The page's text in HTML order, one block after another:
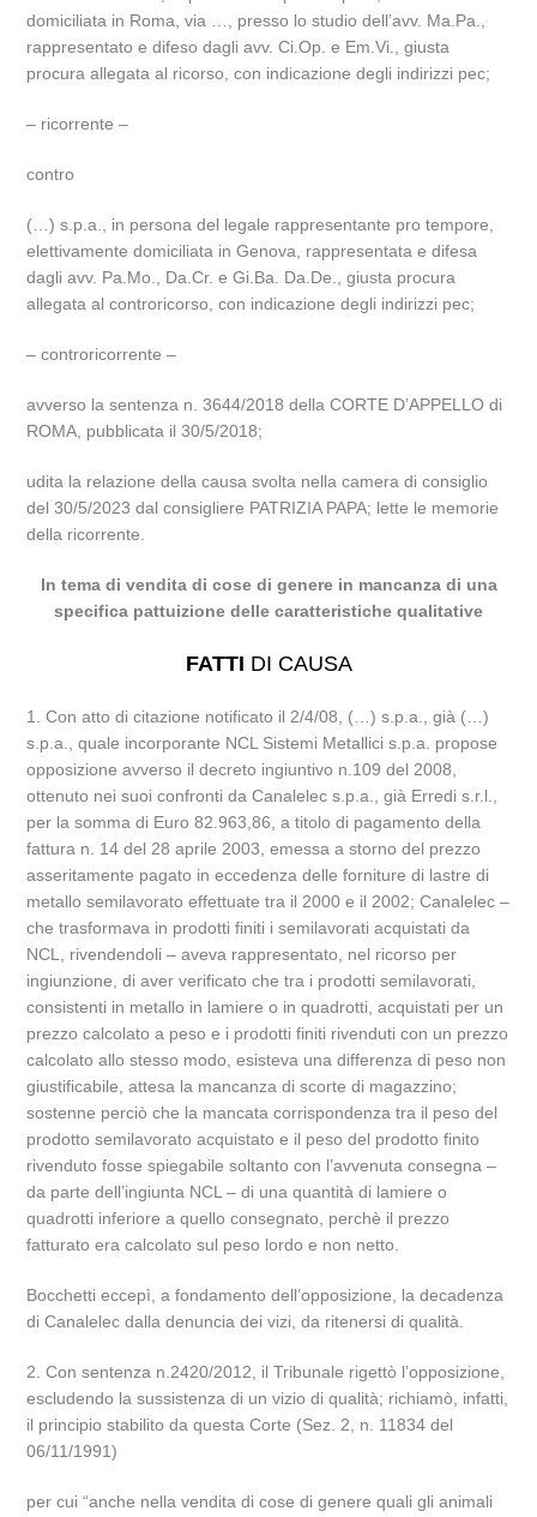
domiciliata in Roma, via …, presso lo studio dell’avv. Ma.Pa.,
rappresentato e difeso dagli avv. Ci.Op. e Em.Vi., giusta
procura allegata al ricorso, con indicazione degli indirizzi pec;
– ricorrente –
contro
(…) s.p.a., in persona del legale rappresentante pro tempore,
elettivamente domiciliata in Genova, rappresentata e difesa
dagli avv. Pa.Mo., Da.Cr. e Gi.Ba. Da.De., giusta procura
allegata al controricorso, con indicazione degli indirizzi pec;
– controricorrente –
avverso la sentenza n. 3644/2018 della CORTE D’APPELLO di
ROMA, pubblicata il 30/5/2018;
udita la relazione della causa svolta nella camera di consiglio
del 30/5/2023 dal consigliere PATRIZIA PAPA; lette le memorie
della ricorrente.
In tema di vendita di cose di genere in mancanza di una
specifica pattuizione delle caratteristiche qualitative
FATTI DI CAUSA
1. Con atto di citazione notificato il 2/4/08, (…) s.p.a., già (…)
s.p.a., quale incorporante NCL Sistemi Metallici s.p.a. propose
opposizione avverso il decreto ingiuntivo n.109 del 2008,
ottenuto nei suoi confronti da Canalelec s.p.a., già Erredi s.r.l.,
per la somma di Euro 82.963,86, a titolo di pagamento della
fattura n. 14 del 28 aprile 2003, emessa a storno del prezzo
asseritamente pagato in eccedenza delle forniture di lastre di
metallo semilavorato effettuate tra il 2000 e il 2002; Canalelec –
che trasformava in prodotti finiti i semilavorati acquistati da
NCL, rivendendoli – aveva rappresentato, nel ricorso per
ingiunzione, di aver verificato che tra i prodotti semilavorati,
consistenti in metallo in lamiere o in quadrotti, acquistati per un
prezzo calcolato a peso e i prodotti finiti rivenduti con un prezzo
calcolato allo stesso modo, esisteva una differenza di peso non
giustificabile, attesa la mancanza di scorte di magazzino;
sostenne perciò che la mancata corrispondenza tra il peso del
prodotto semilavorato acquistato e il peso del prodotto finito
rivenduto fosse spiegabile soltanto con l’avvenuta consegna –
da parte dell’ingiunta NCL – di una quantità di lamiere o
quadrotti inferiore a quello consegnato, perchè il prezzo
fatturato era calcolato sul peso lordo e non netto.
Bocchetti eccepì, a fondamento dell’opposizione, la decadenza
di Canalelec dalla denuncia dei vizi, da ritenersi di qualità.
2. Con sentenza n.2420/2012, il Tribunale rigettò l’opposizione,
escludendo la sussistenza di un vizio di qualità; richiamò, infatti,
il principio stabilito da questa Corte (Sez. 2, n. 11834 del
06/11/1991)
per cui “anche nella vendita di cose di genere quali gli animali